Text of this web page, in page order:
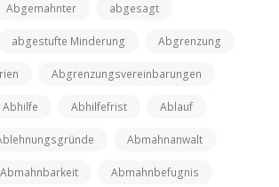
Abgemahnter abgesagt
abgestufte Minderung Abgrenzung
Abgrenzungsvereinbarungen
Abhilfe Abhilfefrist Ablauf
Abmahnanwalt
Abmahnbarkeit Abmahnbefugnis